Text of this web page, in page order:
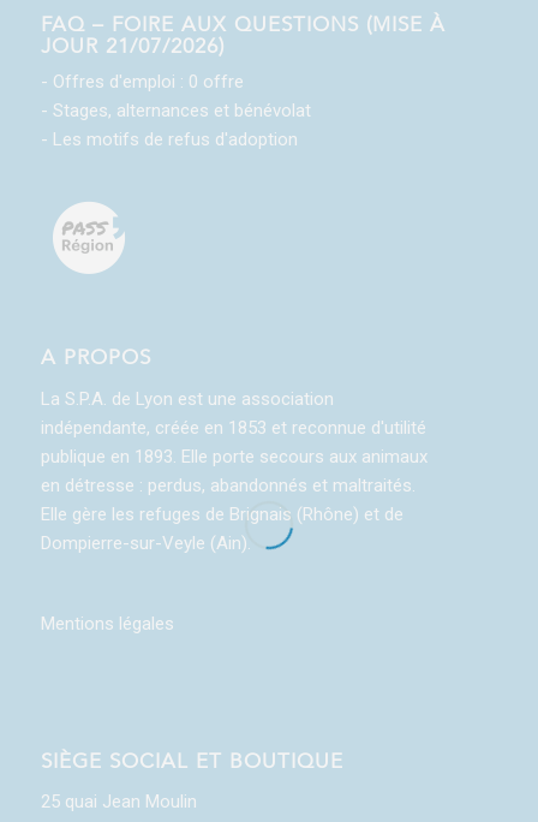
FAQ – FOIRE AUX QUESTIONS (MISE À
JOUR 21/07/2026)
- Offres d'emploi : 0 offre
- Stages, alternances et bénévolat
- Les motifs de refus d'adoption
A PROPOS
La S.P.A. de Lyon est une association
indépendante, créée en 1853 et reconnue d'utilité
publique en 1893. Elle porte secours aux animaux
en détresse : perdus, abandonnés et maltraités.
Elle gère les refuges de Brignais (Rhône) et de
Dompierre-sur-Veyle (Ain).
Mentions légales
SIÈGE SOCIAL ET BOUTIQUE
25 quai Jean Moulin